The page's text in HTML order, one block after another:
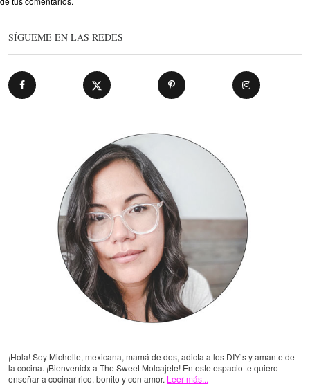
SÍGUEME EN LAS REDES
¡Hola! Soy Michelle, mexicana, mamá de dos, adicta a los DIY’s y amante de
la cocina. ¡Bienvenidx a The Sweet Molcajete! En este espacio te quiero
enseñar a cocinar rico, bonito y con amor. Leer más...